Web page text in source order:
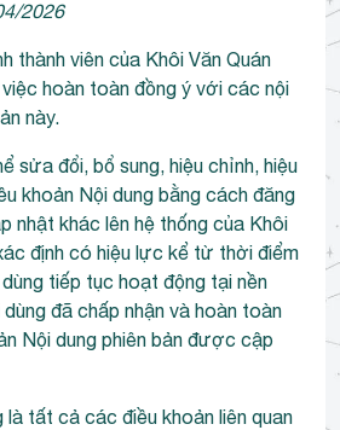
2026
thành viên của Khôi Văn Quán
hoàn toàn đồng ý với các nội
này.
sửa đổi, bổ sung, hiệu chỉnh, hiệu
khoản Nội dung bằng cách đăng
nhật khác lên hệ thống của Khôi
định có hiệu lực kể từ thời điểm
tiếp tục hoạt động tại nền
đã chấp nhận và hoàn toàn
Nội dung phiên bản được cập
là tất cả các điều khoản liên quan